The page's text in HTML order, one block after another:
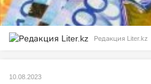
Редакция Liter.kz
10.08.2023